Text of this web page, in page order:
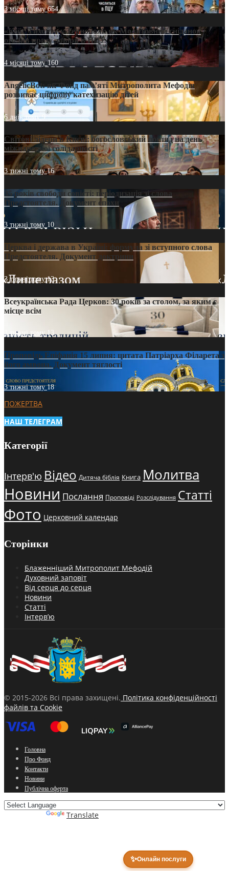
✨Онлайн послуги
3 місяці тому654
«Кейс Тихона» у Тернополі: як Молитовний сніданок
оголив кризу довіри в ПЦУ
4 місяці тому160
AngelicBot: як Фонд пам’яті Митрополита Мефодія
розвиває цифрову катехизацію дітей
6 днів тому9
Світові лідери в Києві: богословський погляд на день
міжнародної солідарності
3 тижні тому16
35 років свободи совісті: періодизація зі слова
Предстоятеля. Документ епохи
3 тижні тому 10
Церква і держава в Україні: формула зі вступного слова
Предстоятеля. Документ доктрини
3 тижні тому13
Всеукраїнська Рада Церков: 30 років за столом, за яким є
місце всім
3 тижні тому13
Проповідь Епіфанія 15 липня: цитата Патріарха Філарета з
його амвона. Документ тяглості
3 тижні тому18
ПОЖЕРТВА
НАШ ТЕЛЕГРАМ
Категорії
Інтерв'ю Відео Дитяча біблія Книга Молитва
Новини Послання Проповіді Розслідування Статті
Фото Церковний календар
Сторінки
Блаженніший Митрополит Мефодій
Духовний заповіт
Від серця до серця
Новини
Статті
Інтерв’ю
© 2015-2026 Всі права захищені. Політика конфіденційності
файлів та Cookie
Головна
Про Фонд
Контакти
Новини
Публічна оферта
Translate